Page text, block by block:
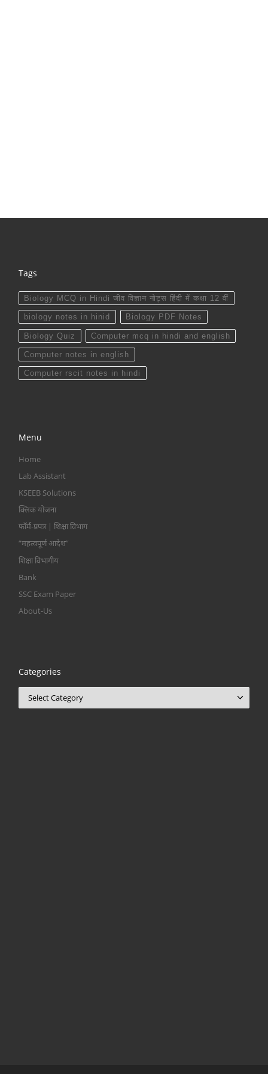
Tags
Biology MCQ in Hindi जीव विज्ञान नोट्स हिंदी में कक्षा 12 वीं
biology notes in hinid Biology PDF Notes
Biology Quiz Computer mcq in hindi and english
Computer notes in english
Computer rscit notes in hindi
Menu
Home
Lab Assistant
KSEEB Solutions
क्लिक योजना
फॉर्म-प्रपत्र | शिक्षा विभाग
“महत्वपूर्ण आदेश”
शिक्षा विभागीय
Bank
SSC Exam Paper
About-Us
Categories